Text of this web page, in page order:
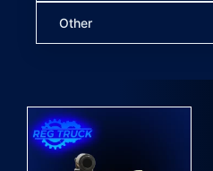
Other